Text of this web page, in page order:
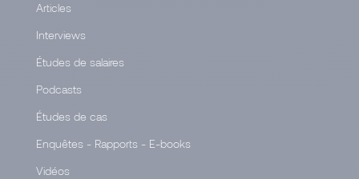
Articles
Interviews
Études de salaires
Podcasts
Études de cas
Enquêtes - Rapports - E-books
Vidéos